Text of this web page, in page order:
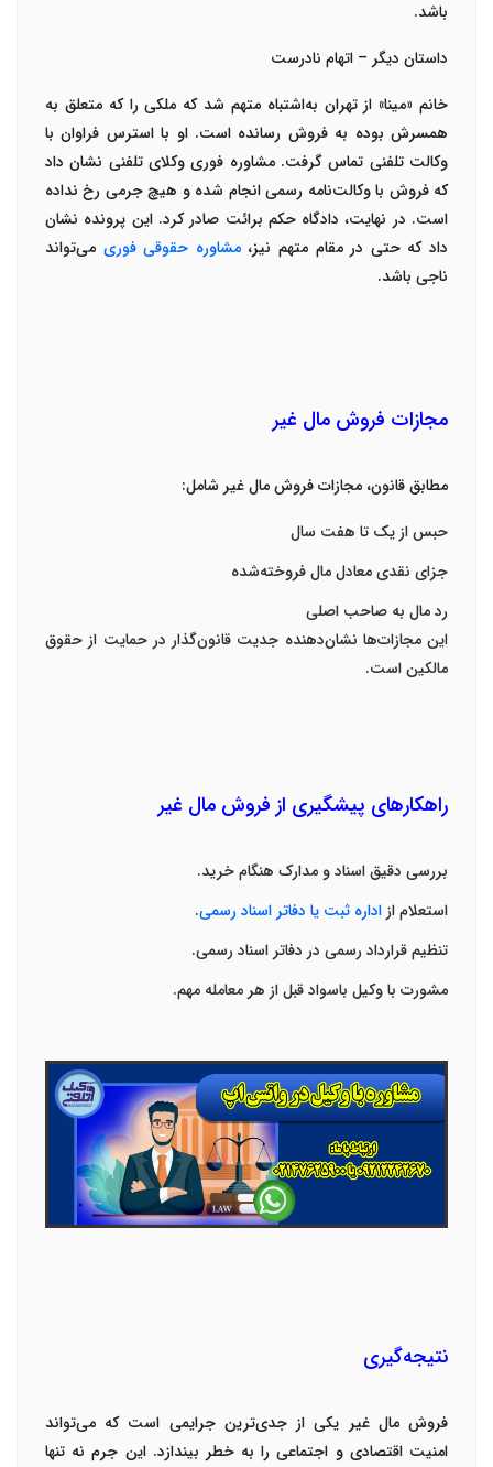
باشد.
داستان دیگر – اتهام نادرست
خانم «مینا» از تهران به‌اشتباه متهم شد که ملکی را که متعلق به
همسرش بوده به فروش رسانده است. او با استرس فراوان با
وکالت تلفنی تماس گرفت. مشاوره فوری وکلای تلفنی نشان داد
که فروش با وکالت‌نامه رسمی انجام شده و هیچ جرمی رخ نداده
است. در نهایت، دادگاه حکم برائت صادر کرد. این پرونده نشان
داد که حتی در مقام متهم نیز،مشاوره حقوقی فوری می‌تواند
ناجی باشد.
مجازات فروش مال غیر
مطابق قانون، مجازات فروش مال غیر شامل:
حبس از یک تا هفت سال
جزای نقدی معادل مال فروخته‌شده
رد مال به صاحب اصلی
این مجازات‌ها نشان‌دهنده جدیت قانون‌گذار در حمایت از حقوق
مالکین است.
راهکارهای پیشگیری از فروش مال غیر
بررسی دقیق اسناد و مدارک هنگام خرید.
استعلام از اداره ثبت یا دفاتر اسناد رسمی.
تنظیم قرارداد رسمی در دفاتر اسناد رسمی.
مشورت باوکیل باسوادقبل از هر معامله مهم.
نتیجه‌گیری
فروش مال غیر یکی از جدی‌ترین جرایمی است که می‌تواند
امنیت اقتصادی و اجتماعی را به خطر بیندازد. این جرم نه تنها